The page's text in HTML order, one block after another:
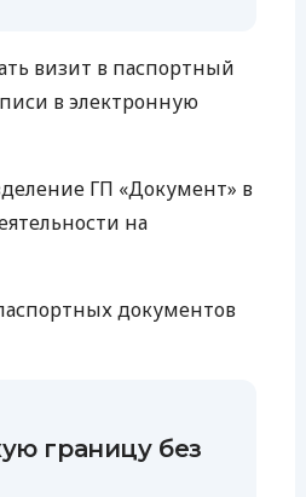
визит в паспортный
в электронную
ГП «Документ» в
на
документов
границу без